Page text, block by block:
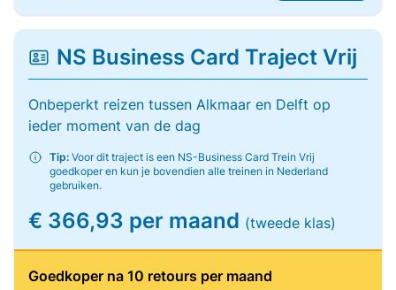
NS Business Card Traject Vrij
Onbeperkt reizen tussen Alkmaar en Delft op
ieder moment van de dag
Tip: Voor dit traject is een NS-Business Card Trein Vrij
goedkoper en kun je bovendien alle treinen in Nederland
gebruiken.
€ 366,93 per maand (tweede klas)
Goedkoper na 10 retours per maand